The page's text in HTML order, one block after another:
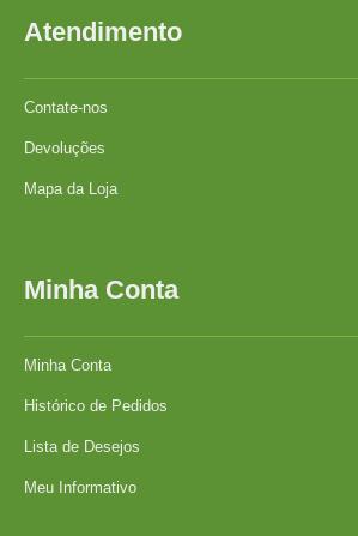
Atendimento
Contate-nos
Devoluções
Mapa da Loja
Minha Conta
Minha Conta
Histórico de Pedidos
Lista de Desejos
Meu Informativo